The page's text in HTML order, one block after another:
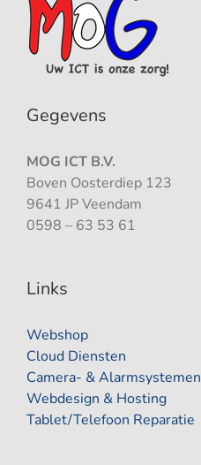
Gegevens
MOG ICT B.V.
Boven Oosterdiep 123
9641 JP Veendam
0598 – 63 53 61
Links
Webshop
Cloud Diensten
Camera- & Alarmsystemen
Webdesign & Hosting
Tablet/Telefoon Reparatie